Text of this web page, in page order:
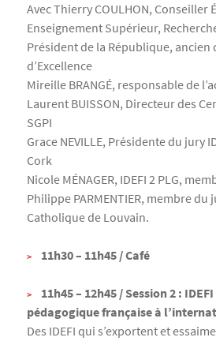
Avec Thierry COULHON, Conseiller
Enseignement Supérieur,
Président de la République, ancien
d’Excellence
Mireille BRANGÉ, responsable de
Laurent BUISSON, Directeur des
SGPI
Grace NEVILLE, Présidente du jury
Cork
Nicole MÉNAGER, IDEFI 2 PLG,
Philippe PARMENTIER, membre du
Catholique de Louvain.
11h30 – 11h45 / Café
11h45 – 12h45 / Session 2 :
pédagogique française à
Des IDEFI qui s’exportent et